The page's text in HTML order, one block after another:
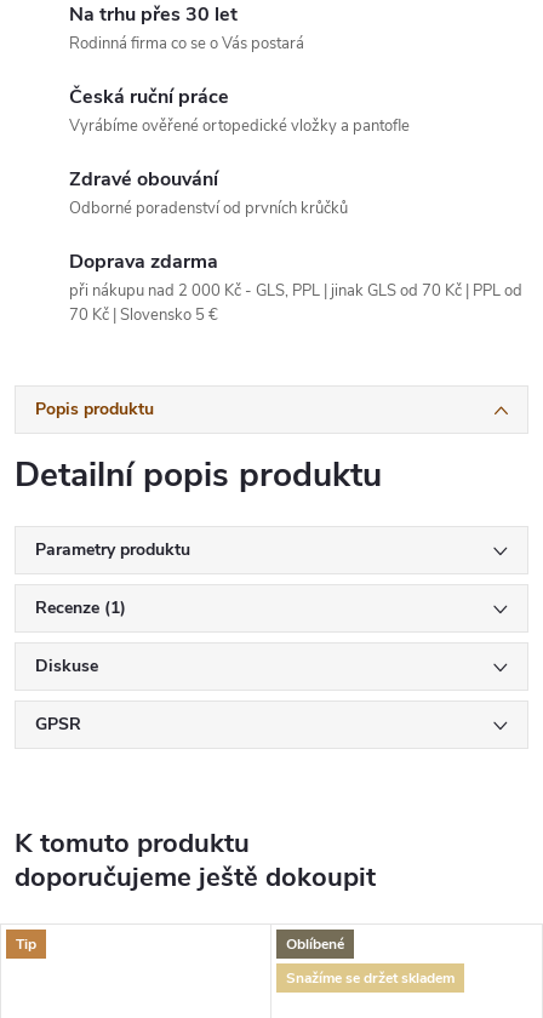
Na trhu přes 30 let
Rodinná firma co se o Vás postará
Česká ruční práce
Vyrábíme ověřené ortopedické vložky a pantofle
Zdravé obouvání
Odborné poradenství od prvních krůčků
Doprava zdarma
při nákupu nad 2 000 Kč - GLS, PPL | jinak GLS od 70 Kč | PPL od
70 Kč | Slovensko 5 €
Popis produktu
Detailní popis produktu
Parametry produktu
Recenze (1)
Diskuse
GPSR
K tomuto produktu
doporučujeme ještě dokoupit
Tip
Oblíbené
Snažíme se držet skladem